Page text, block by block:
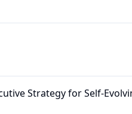
Strategy for Self-